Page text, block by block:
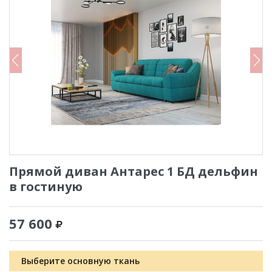
Прямой диван Антарес 1 БД дельфин
в гостиную
57 600
Выберите основную ткань